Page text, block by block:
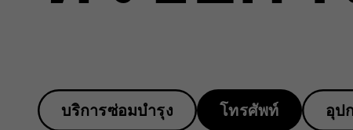
หมายเลข
บริการซ่อมบำรุง โทรศัพท์ อุป